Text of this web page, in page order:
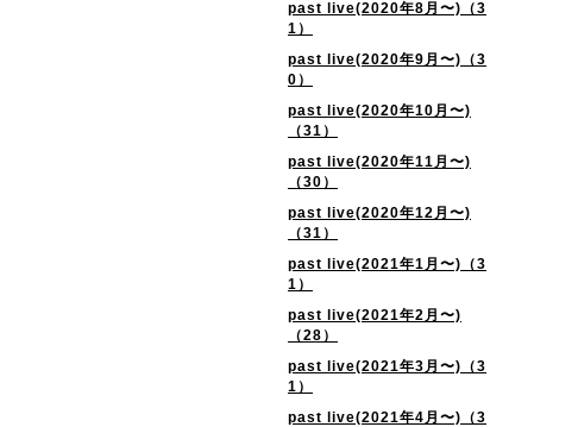
past live(2020年8月〜)（3
1）
past live(2020年9月〜)（3
0）
past live(2020年10月〜)
（31）
past live(2020年11月〜)
（30）
past live(2020年12月〜)
（31）
past live(2021年1月〜)（3
1）
past live(2021年2月〜)
（28）
past live(2021年3月〜)（3
1）
past live(2021年4月〜)（3